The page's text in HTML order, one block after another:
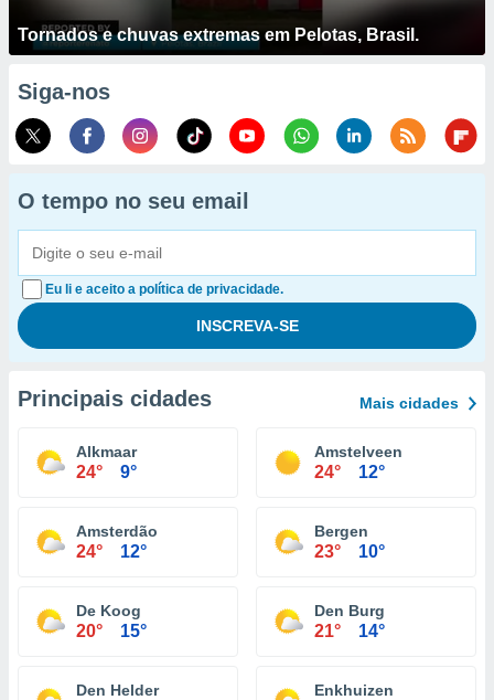
Tornados e chuvas extremas em Pelotas, Brasil.
Siga-nos
O tempo no seu email
Eu li e aceito a política de privacidade.
Principais cidades Mais cidades
Alkmaar
24° 9°
Amstelveen
24° 12°
Amsterdão
24° 12°
Bergen
23° 10°
De Koog
20° 15°
Den Burg
21° 14°
Den Helder Enkhuizen